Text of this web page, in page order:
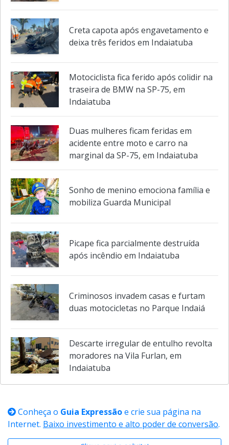
Creta capota após engavetamento e
Motociclista fica ferido após colidir na
traseira de BMW na SP-75, em
Duas mulheres ficam feridas em
acidente entre moto e carro na
marginal da SP-75, em Indaiatuba
Sonho de menino emociona família e
Picape fica parcialmente destruída
após incêndio em Indaiatuba
Criminosos invadem casas e furtam
Descarte irregular de entulho revolta
moradores na Vila Furlan, em
Conheça oGuia Expressãoe crie sua página na
Baixo investimento e alto poder de conversão